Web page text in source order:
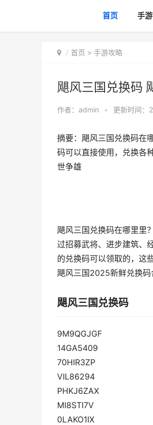
首页 手
首页 > 手游攻略
飓风三国兑换码
作者： admin • 更新时间：
摘要：飓风三国兑换码在
码可以直接使用，兑换各
世争雄
飓风三国兑换码在哪里里
过招募武将、进步建筑、
的兑换码可以领取的，这
飓风三国2025新鲜兑换码
飓风三国兑换码
9M9QGJGF
14GA5409
70HIR3ZP
VIL86294
PHKJ6ZAX
MI8STI7V
0LAKO1IX